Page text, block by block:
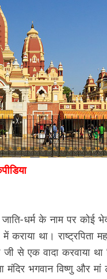
धर्म के नाम पर कोई
कराया था। राष्ट्रपिता
से एक वादा करवाया था
भगवान विष्णु और मां